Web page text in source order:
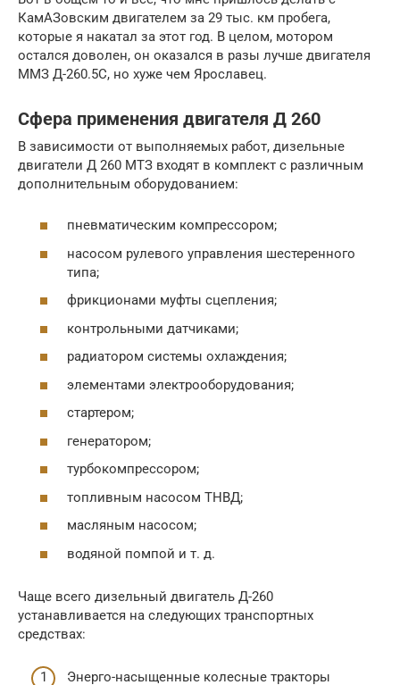
КамАЗовским двигателем за 29 тыс. км пробега,
которые я накатал за этот год. В целом, мотором
остался доволен, он оказался в разы лучше двигателя
ММЗ Д-260.5С, но хуже чем Ярославец.
Сфера применения двигателя Д 260
В зависимости от выполняемых работ, дизельные
двигатели Д 260 МТЗ входят в комплект с различным
дополнительным оборудованием:
пневматическим компрессором;
насосом рулевого управления шестеренного
типа;
фрикционами муфты сцепления;
контрольными датчиками;
радиатором системы охлаждения;
элементами электрооборудования;
стартером;
генератором;
турбокомпрессором;
топливным насосом ТНВД;
масляным насосом;
водяной помпой и т. д.
Чаще всего дизельный двигатель Д-260
устанавливается на следующих транспортных
средствах:
Энерго-насыщенные колесные тракторы